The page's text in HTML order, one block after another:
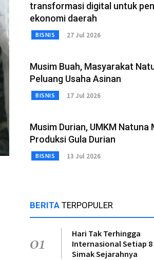
transformasi digital untuk
ekonomi daerah
BISNIS 27 Jul 2026
Musim Buah, Masyarakat
Peluang Usaha Asinan
BISNIS 17 Jul 2026
Musim Durian, UMKM Natuna
Produksi Gula Durian
BISNIS 13 Jul 2026
BERITA TERPOPULER
01
Hari Tak Terhingga
Internasional Setiap
Simak Sejarahnya